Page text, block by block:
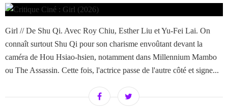
Girl // De Shu Qi. Avec Roy Chiu, Esther Liu et Yu-Fei Lai. On
connaît surtout Shu Qi pour son charisme envoûtant devant la
caméra de Hou Hsiao-hsien, notamment dans Millennium Mambo
ou The Assassin. Cette fois, l'actrice passe de l'autre côté et signe...